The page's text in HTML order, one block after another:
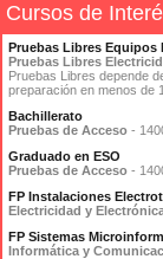
Cursos de
Pruebas Libres
Pruebas Libres
Pruebas Libres depende
preparación en menos de
Bachillerato
Pruebas de Acceso -
Graduado en ESO
Pruebas de Acceso -
FP Instalaciones
Electricidad y
FP Sistemas
Informática y